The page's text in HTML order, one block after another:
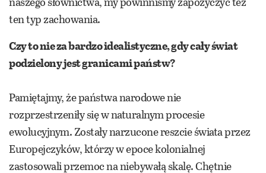
ten typ zachowania.
Czy to nie za bardzo idealistyczne, gdy cały świat
podzielony jest granicami państw?
Pamiętajmy, że państwa narodowe nie
rozprzestrzeniły się w naturalnym procesie
ewolucyjnym. Zostały narzucone reszcie świata przez
Europejczyków, którzy w epoce kolonialnej
zastosowali przemoc na niebywałą skalę. Chętnie